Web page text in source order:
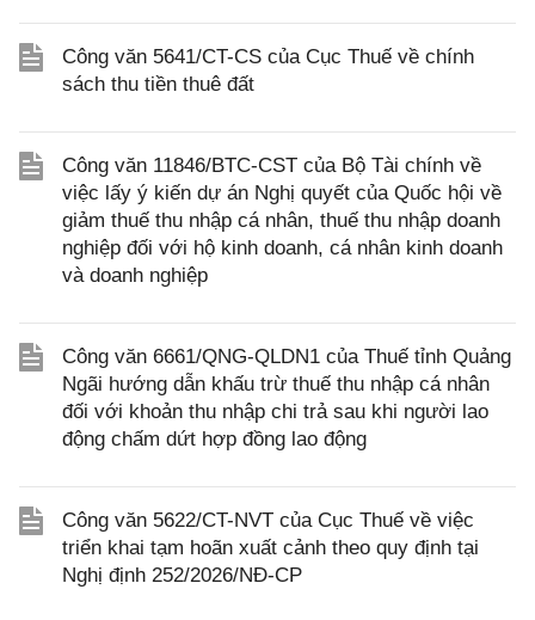
Công văn 5641/CT-CS của Cục Thuế về chính
sách thu tiền thuê đất
Công văn 11846/BTC-CST của Bộ Tài chính về
việc lấy ý kiến dự án Nghị quyết của Quốc hội về
giảm thuế thu nhập cá nhân, thuế thu nhập doanh
nghiệp đối với hộ kinh doanh, cá nhân kinh doanh
và doanh nghiệp
Công văn 6661/QNG-QLDN1 của Thuế tỉnh Quảng
Ngãi hướng dẫn khấu trừ thuế thu nhập cá nhân
đối với khoản thu nhập chi trả sau khi người lao
động chấm dứt hợp đồng lao động
Công văn 5622/CT-NVT của Cục Thuế về việc
triển khai tạm hoãn xuất cảnh theo quy định tại
Nghị định 252/2026/NĐ-CP